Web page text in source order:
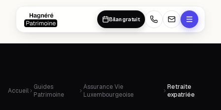
Bilan gratuit
Accueil
Guides
Patrimoine
Assurance Vie
Luxembourgeoise
Retraite
expatriée